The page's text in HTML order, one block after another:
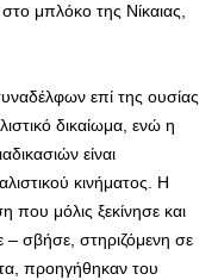
μπλόκο της Νίκαιας,
επί της ουσίας
δικαίωμα, ενώ η
είναι
κινήματος. Η
που μόλις ξεκίνησε και
– σβήσε, στηριζόμενη σε
προηγήθηκαν του